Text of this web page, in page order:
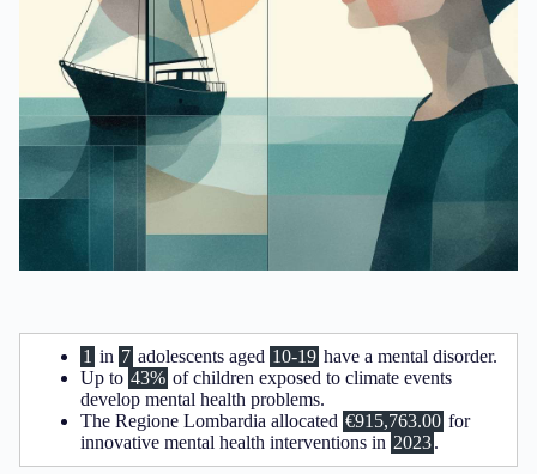
1 in 7 adolescents aged 10-19 have a mental disorder.
Up to 43% of children exposed to climate events
develop mental health problems.
The Regione Lombardia allocated €915,763.00 for
innovative mental health interventions in 2023.